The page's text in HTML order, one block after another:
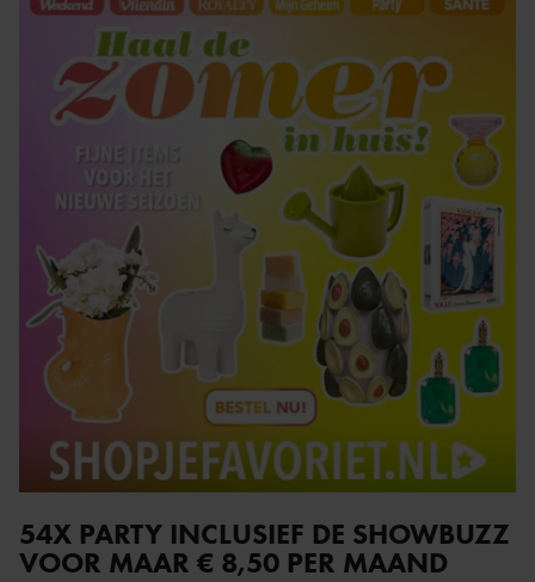
54X PARTY INCLUSIEF DE SHOWBUZZ
VOOR MAAR € 8,50 PER MAAND